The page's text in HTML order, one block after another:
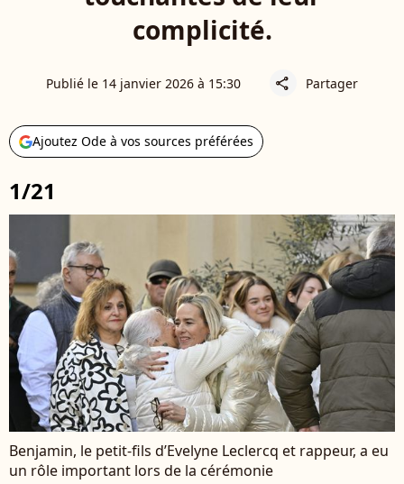
complicité.
Publié le 14 janvier 2026 à 15:30 share Partager
Ajoutez Ode à vos sources préférées
1/21
Benjamin, le petit-fils d’Evelyne Leclercq et rappeur, a eu
un rôle important lors de la cérémonie